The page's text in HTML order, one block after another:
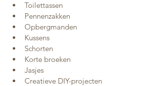
Toilettassen
Pennenzakken
Opbergmanden
Kussens
Schorten
Korte broeken
Jasjes
Creatieve DIY-projecten